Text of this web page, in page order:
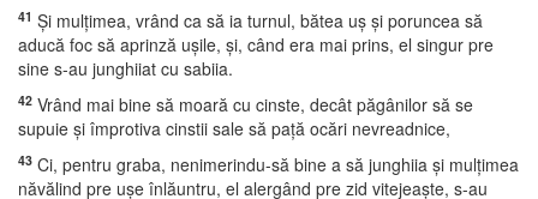
41 Şi mulţimea, vrând ca să ia turnul, bătea uş şi poruncea să
aducă foc să aprinză uşile, şi, când era mai prins, el singur pre
sine s-au junghiiat cu sabiia.
42 Vrând mai bine să moară cu cinste, decât păgânilor să se
supuie şi împrotiva cinstii sale să paţă ocări nevreadnice,
43 Ci, pentru graba, nenimerindu-să bine a să junghiia şi mulţimea
năvălind pre uşe înlăuntru, el alergând pre zid vitejeaşte, s-au